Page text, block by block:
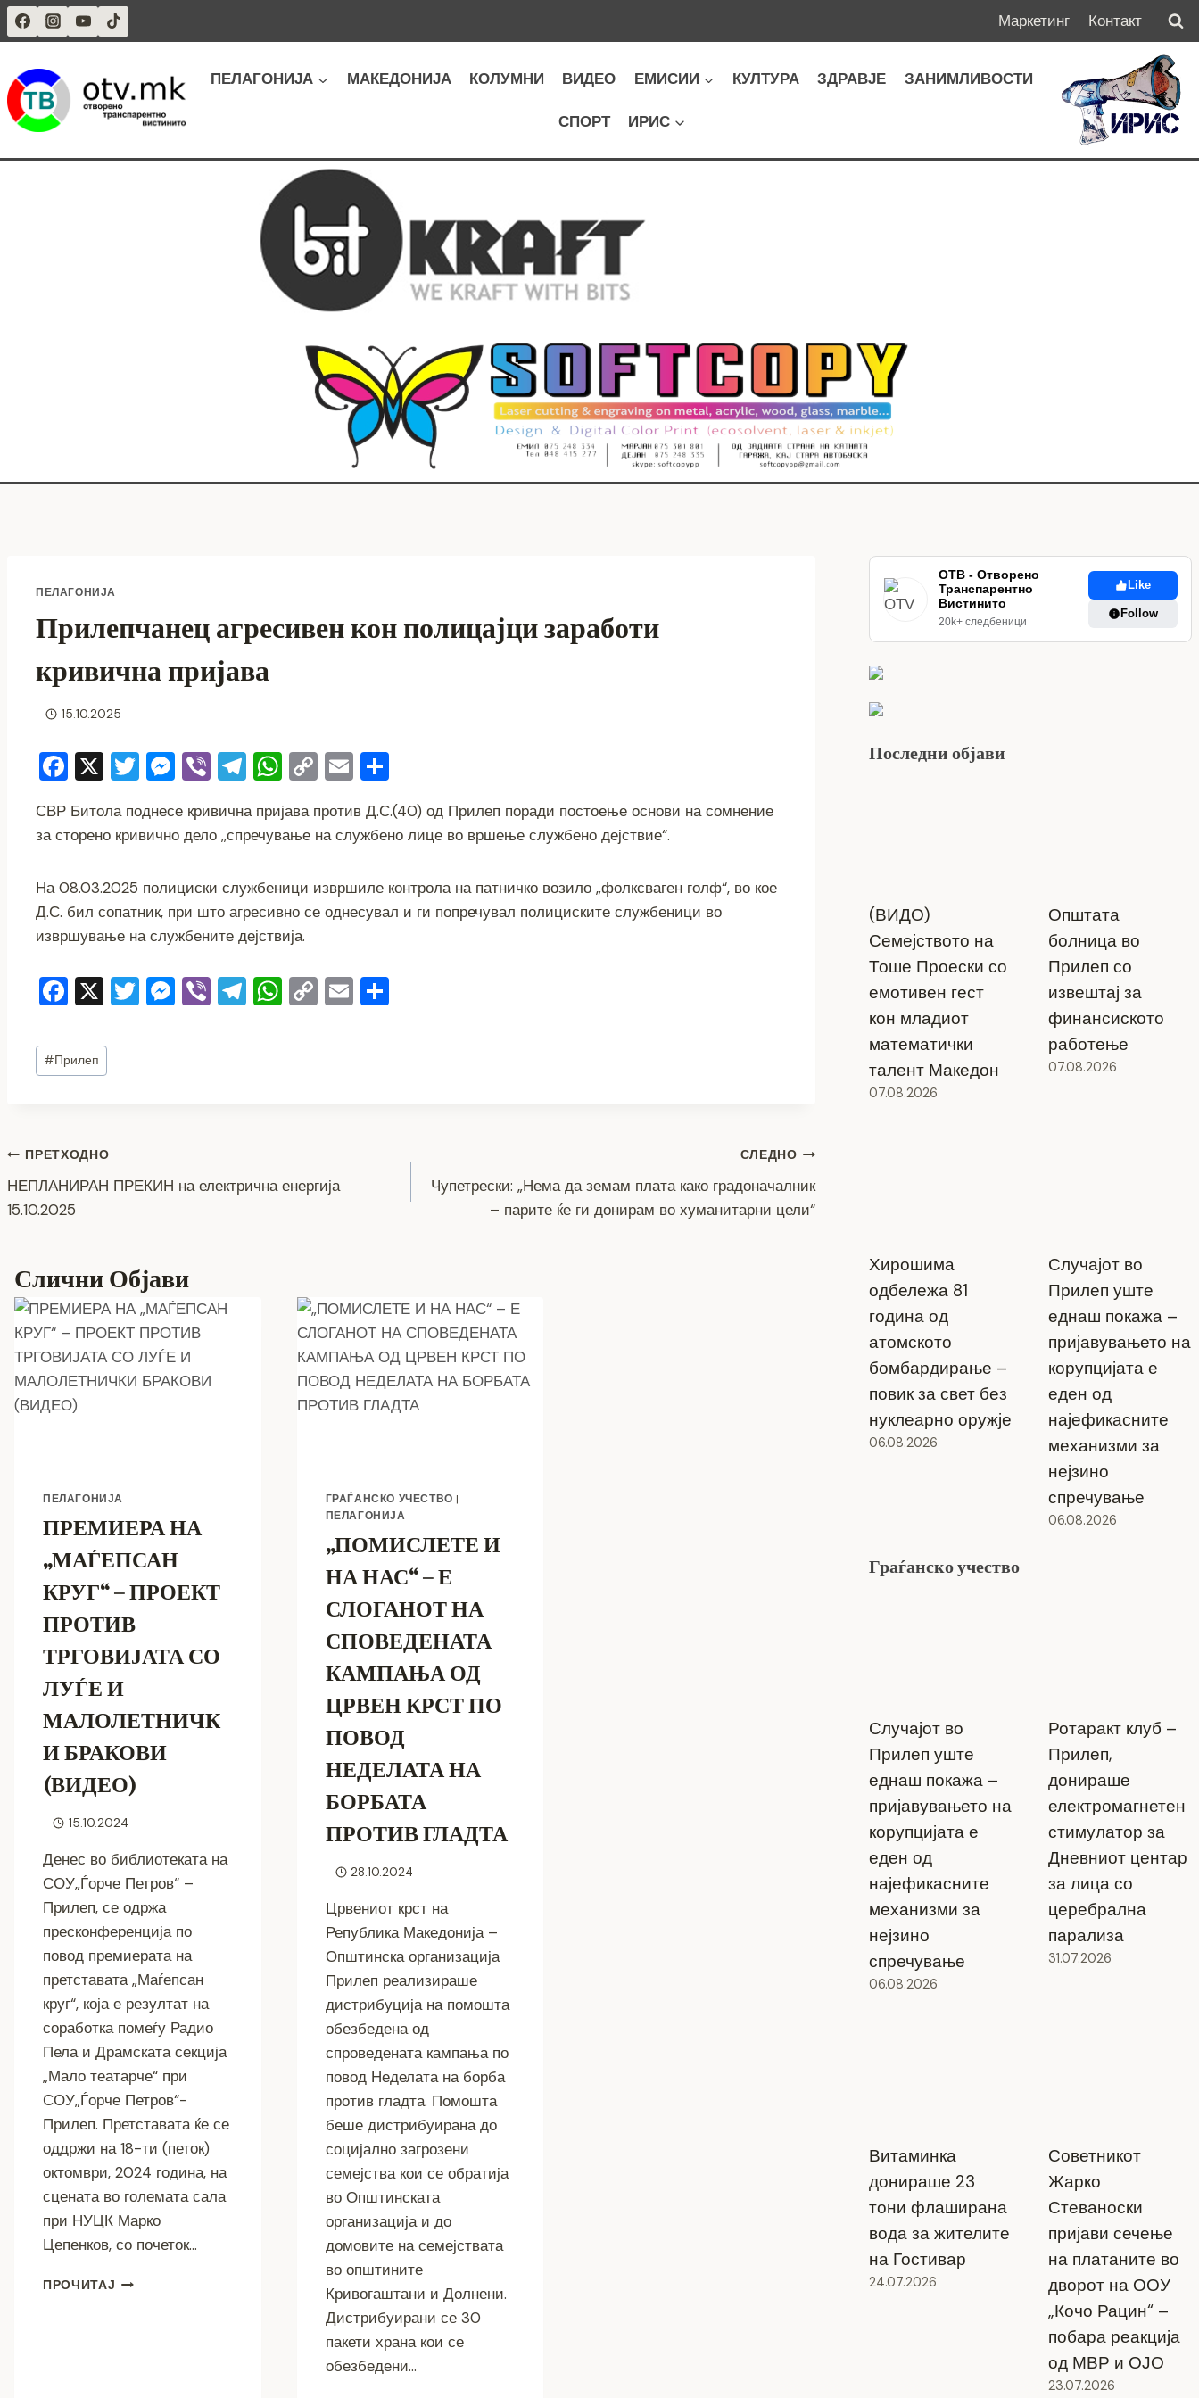
Skip
to
Маркетинг Контакт
ПЕЛАГОНИЈА МАКЕДОНИЈА КОЛУМНИ ВИДЕО ЕМИСИИ КУЛТУРА ЗДРАВЈЕ ЗАНИМЛИВОСТИ
СПОРТ ИРИС
ПЕЛАГОНИЈА
Прилепчанец агресивен кон полицајци заработи
кривична пријава
15.10.2025
F
c
e
b
o
o
X T
tt
er
M
ss
e
n
g
er
Vi
er
T
e
gr
a
m
W
at
s
A
p
p
C
p
y
Li
n
E
ai
l
h
ar
e
СВР Битола поднесе кривична пријава против Д.С.(40) од Прилеп поради постоење основи на сомнение
за сторено кривично дело ,,спречување на службено лице во вршење службено дејствие“.
На 08.03.2025 полициски службеници извршиле контрола на патничко возило „фолксваген голф“, во кое
Д.С. бил сопатник, при што агресивно се однесувал и ги попречувал полициските службеници во
извршување на службените дејствија.
F
c
e
o
k
X T M Vi T W C E
Post
Tags:
#Прилеп
Навигација
на
ПРЕТХОДНО
НЕПЛАНИРАН ПРЕКИН на електрична енергија
15.10.2025
СЛЕДНО
Чупетрески: „Нема да земам плата како градоначалник
– парите ќе ги донирам во хуманитарни цели“
Слични Објави
ПЕЛАГОНИЈА
ПРЕМИЕРА НА
„МАЃЕПСАН
КРУГ“ – ПРОЕКТ
ПРОТИВ
ТРГОВИЈАТА СО
ЛУЃЕ И
МАЛОЛЕТНИЧК
И БРАКОВИ
(ВИДЕО)
15.10.2024
Денес во библиотеката на
СОУ„Ѓорче Петров“ –
Прилеп, се одржа
пресконференција по
повод премиерата на
претставата „Маѓепсан
круг“, која е резултат на
соработка помеѓу Радио
Пела и Драмската секција
„Мало театарче“ при
СОУ„Ѓорче Петров“-
Прилеп. Претставата ќе се
оддржи на 18-ти (петок)
октомври, 2024 година, на
сцената во големата сала
при НУЦК Марко
Цепенков, со почеток…
ПРОЧИТАЈ ПРЕМИЕРА
ГРАЃАНСКО УЧЕСТВО |
ПЕЛАГОНИЈА
„ПОМИСЛЕТЕ И
НА НАС“ – Е
СЛОГАНОТ НА
СПОВЕДЕНАТА
КАМПАЊА ОД
ЦРВЕН КРСТ ПО
ПОВОД
НЕДЕЛАТА НА
БОРБАТА
ПРОТИВ ГЛАДТА
28.10.2024
Црвениот крст на
Република Македонија –
Општинска организација
Прилеп реализираше
дистрибуција на помошта
обезбедена од
спроведената кампања по
повод Неделата на борба
против гладта. Помошта
беше дистрибуирана до
социјално загрозени
семејства кои се обратија
во Општинската
организација и до
домовите на семејствата
во општините
Кривогаштани и Долнени.
Дистрибуирани се 30
пакети храна кои се
обезбедени…
ОТВ - Отворено
Транспарентно
Вистинито
20k+ следбеници
Like
Follow
Последни објави
(ВИДО)
Семејството на
Тоше Проески со
емотивен гест
кон младиот
математички
талент Македон
07.08.2026
Општата
болница во
Прилеп со
извештај за
финансиското
работење
07.08.2026
Хирошима
одбележа 81
година од
атомското
бомбардирање –
повик за свет без
нуклеарно оружје
06.08.2026
Случајот во
Прилеп уште
еднаш покажа –
пријавувањето на
корупцијата е
еден од
најефикасните
механизми за
нејзино
спречување
06.08.2026
Граѓанско учество
Случајот во
Прилеп уште
еднаш покажа –
пријавувањето на
корупцијата е
еден од
најефикасните
механизми за
нејзино
спречување
06.08.2026
Ротаракт клуб –
Прилеп,
донираше
електромагнетен
стимулатор за
Дневниот центар
за лица со
церебрална
парализа
31.07.2026
Витаминка
донираше 23
тони флаширана
вода за жителите
на Гостивар
24.07.2026
Советникот
Жарко
Стеваноски
пријави сечење
на платаните во
дворот на ООУ
„Кочо Рацин“ –
побара реакција
од МВР и ОЈО
23.07.2026